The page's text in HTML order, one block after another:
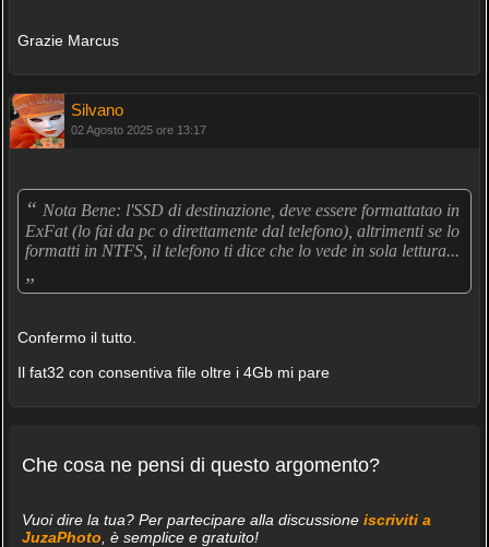
Grazie Marcus
Silvano
02 Agosto 2025 ore 13:17
“ Nota Bene: l'SSD di destinazione, deve essere formattatao in
ExFat (lo fai da pc o direttamente dal telefono), altrimenti se lo
formatti in NTFS, il telefono ti dice che lo vede in sola lettura...
„
Confermo il tutto.
Il fat32 con consentiva file oltre i 4Gb mi pare
Che cosa ne pensi di questo argomento?
Vuoi dire la tua? Per partecipare alla discussione iscriviti a
JuzaPhoto , è semplice e gratuito!